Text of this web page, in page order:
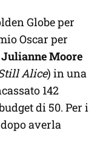
Globe per
Oscar per
Julianne Moore
Alice) in una
142
di 50. Per i
averla